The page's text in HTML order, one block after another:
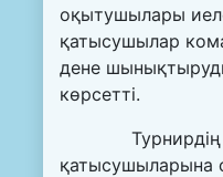
оқытушылары
қатысушылар
дене
көрсетті.
Турнирдің
қатысушыларына